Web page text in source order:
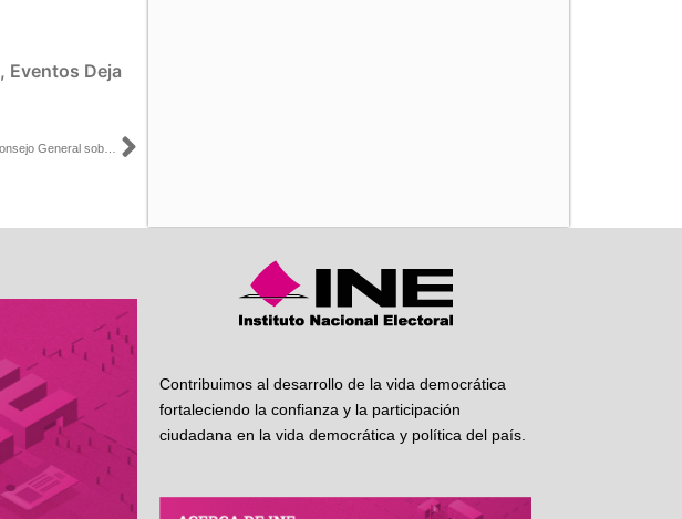
, Eventos Deja
Siguiente
Contribuimos al desarrollo de la vida democrática
fortaleciendo la confianza y la participación
ciudadana en la vida democrática y política del país.